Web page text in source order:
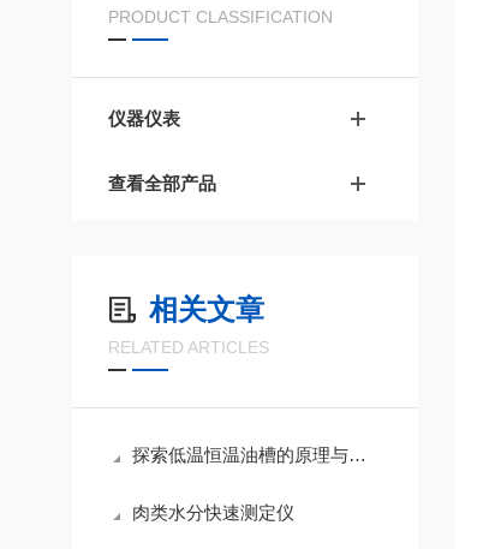
PRODUCT CLASSIFICATION
仪器仪表
查看全部产品
相关文章
RELATED ARTICLES
探索低温恒温油槽的原理与技术优势
肉类水分快速测定仪